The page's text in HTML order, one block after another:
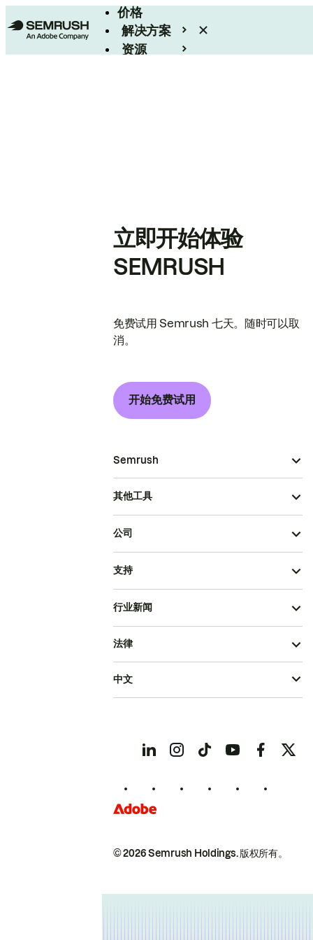
价格
解决方案
资源
立即开始体验
SEMRUSH
免费试用 Semrush 七天。随时可以取
消。
开始免费试用
Semrush
其他工具
公司
支持
行业新闻
© 2026 Semrush Holdings.版权所有。
法律
中文